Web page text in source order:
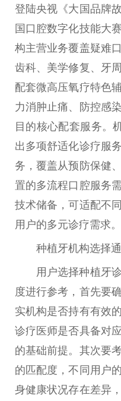
登陆央视《大国品牌
国口腔数字化技能大
构主营业务覆盖疑难
齿科、美学修复、牙
配套微高压氧疗特色
力消肿止痛、防控感
目的核心配套服务。
出多项舒适化诊疗服
务，覆盖从预防保健
置的多流程口腔服务
技术储备，可适配不
用户的多元诊疗需求。
种植牙机构选择
用户选择种植牙
度进行参考，首先要
实机构是否持有有效
诊疗医师是否具备对
的基础前提。其次要
的匹配度，不同用户
身健康状况存在差异